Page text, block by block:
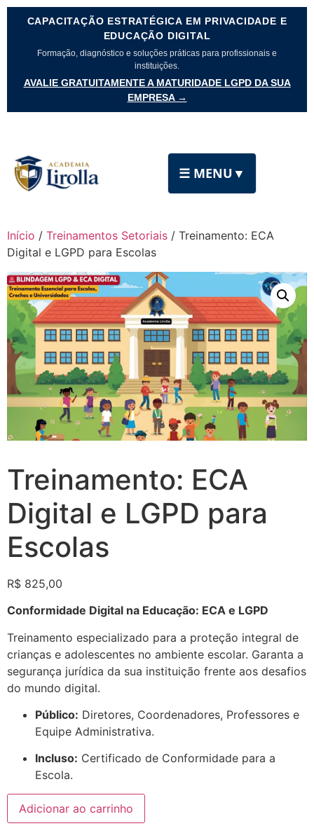
CAPACITAÇÃO ESTRATÉGICA EM PRIVACIDADE E
EDUCAÇÃO DIGITAL
Formação, diagnóstico e soluções práticas para profissionais e
instituições.
AVALIE GRATUITAMENTE A MATURIDADE LGPD DA SUA
EMPRESA →
☰ MENU ▼
Início / Treinamentos Setoriais / Treinamento: ECA
Digital e LGPD para Escolas
Treinamento: ECA
Digital e LGPD para
Escolas
R$ 825,00
Conformidade Digital na Educação: ECA e LGPD
Treinamento especializado para a proteção integral de
crianças e adolescentes no ambiente escolar. Garanta a
segurança jurídica da sua instituição frente aos desafios
do mundo digital.
Público: Diretores, Coordenadores, Professores e
Equipe Administrativa.
Incluso: Certificado de Conformidade para a
Escola.
Adicionar ao carrinho